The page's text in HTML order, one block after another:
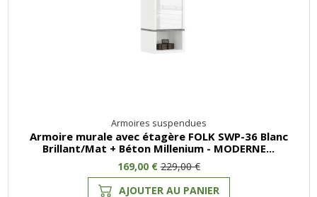
Armoires suspendues
Armoire murale avec étagère FOLK SWP-36 Blanc
Brillant/Mat + Béton Millenium - MODERNE...
169,00 €229,00 €
AJOUTER AU PANIER